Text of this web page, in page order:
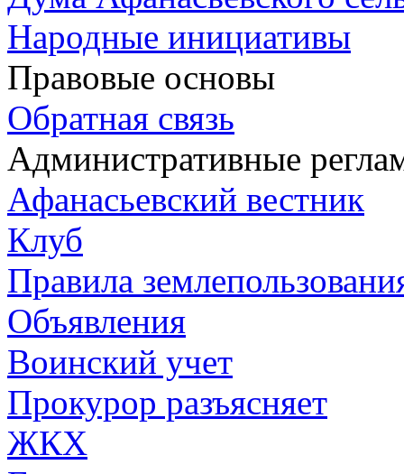
Народные инициативы
Правовые основы
Обратная связь
Административные
Афанасьевский вестник
Клуб
Правила
Объявления
Воинский учет
Прокурор разъясняет
ЖКХ